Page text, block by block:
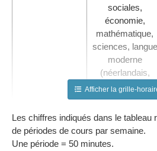
sociales,
économie,
mathématique,
sciences, langue
moderne
(néerlandais,
anglais ou
allemand)
Activités au
(selon
l’établissement)
Afficher la grille-
Les chiffres indiqués dans le tableau
de périodes de cours par semaine.
Une période = 50 minutes.